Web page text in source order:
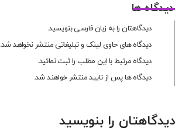
دیدگاه ها
دیدگاهتان را به زبان فارسی بنویسید.
دیدگاه های حاوی لینک و تبلیغاتی منتشر نخواهد شد.
دیدگاه مرتبط با این مطلب را ثبت نمائید.
دیدگاه ها پس از تایید منتشر خواهند شد.
دیدگاهتان را بنویسید